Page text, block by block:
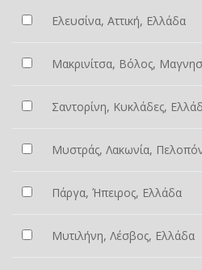
Ελευσίνα, Αττική, Ελλάδα
Μακρινίτσα, Βόλος,
Σαντορίνη, Κυκλάδες,
Μυστράς, Λακωνία,
Πάργα, Ήπειρος, Ελλάδα
Μυτιλήνη, Λέσβος, Ελλάδα